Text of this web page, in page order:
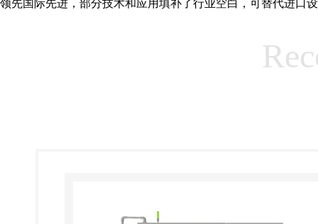
领先国际先进，部分技术和应用填补了行业空白，可替代进口